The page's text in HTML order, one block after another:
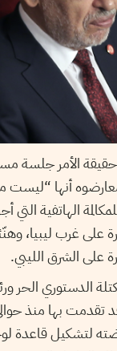
الأمر جلسة
أنها “ليست
الهاتفية
على غرب ليبيا،
على الشرق الليبي.
الدستوري الحر
تقدمت بها منذ